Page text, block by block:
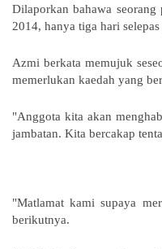
Dilaporkan bahawa
2014, hanya tiga hari
Azmi berkata memujuk
memerlukan kaedah yang
"Anggota kita akan
jambatan. Kita bercakap
"Matlamat kami supaya
berikutnya.